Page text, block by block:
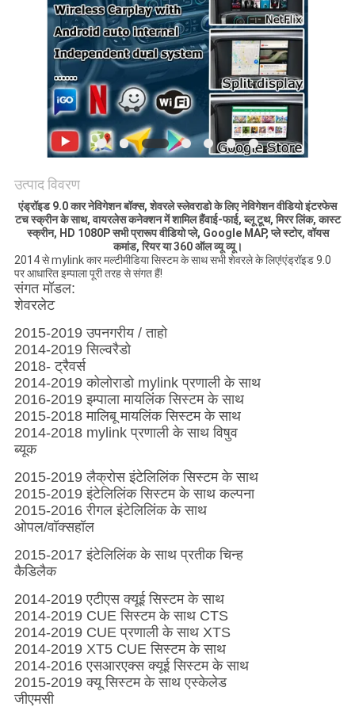
PRIVACY
POLICY
उत्पाद विवरण
एंड्रॉइड 9.0 कार नेविगेशन बॉक्स, शेवरले स्लेवराडो के लिए नेविगेशन वीडियो इंटरफेस
टच स्क्रीन के साथ, वायरलेस कनेक्शन में शामिल हैंवाई-फाई, ब्लू टूथ, मिरर लिंक, कास्ट
स्क्रीन, HD 1080P सभी प्रारूप वीडियो प्ले, Google MAP, प्ले स्टोर, वॉयस
कमांड, रियर या 360 ऑल व्यू व्यू।
2014 से mylink कार मल्टीमीडिया सिस्टम के साथ सभी शेवरले के लिए!एंड्रॉइड 9.0
पर आधारित इम्पाला पूरी तरह से संगत हैं!
संगत मॉडल:
शेवरलेट
2015-2019 उपनगरीय / ताहो
2014-2019 सिल्वरैडो
2018- ट्रैवर्स
2014-2019 कोलोराडो mylink प्रणाली के साथ
2016-2019 इम्पाला मायलिंक सिस्टम के साथ
2015-2018 मालिबू मायलिंक सिस्टम के साथ
2014-2018 mylink प्रणाली के साथ विषुव
ब्यूक
2015-2019 लैक्रोस इंटेलिलिंक सिस्टम के साथ
2015-2019 इंटेलिलिंक सिस्टम के साथ कल्पना
2015-2016 रीगल इंटेलिलिंक के साथ
ओपल/वॉक्सहॉल
2015-2017 इंटेलिलिंक के साथ प्रतीक चिन्ह
कैडिलैक
2014-2019 एटीएस क्यूई सिस्टम के साथ
2014-2019 CUE सिस्टम के साथ CTS
2014-2019 CUE प्रणाली के साथ XTS
2014-2019 XT5 CUE सिस्टम के साथ
2014-2016 एसआरएक्स क्यूई सिस्टम के साथ
2015-2019 क्यू सिस्टम के साथ एस्केलेड
जीएमसी